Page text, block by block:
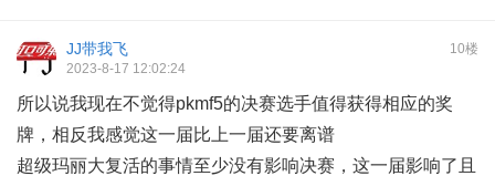
10楼
JJ带我飞
2023-8-17 12:02:24
所以说我现在不觉得pkmf5的决赛选手值得获得相应的奖
牌，相反我感觉这一届比上一届还要离谱
超级玛丽大复活的事情至少没有影响决赛，这一届影响了且